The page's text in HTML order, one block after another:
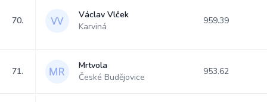
70.
Václav Vlček
Karviná
959.39
71.
Mrtvola
České Budějovice
953.62